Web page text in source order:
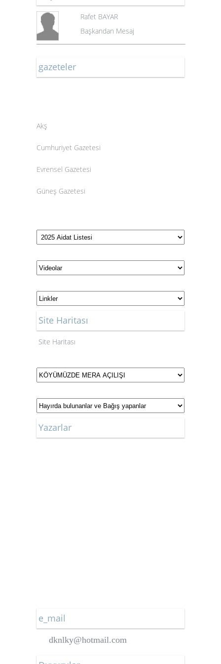
Rafet BAYAR
Başkandan Mesaj
gazeteler
Hürriyet Gazetesi
Millet Gazetesi
Milliyet Gazetesi
Ortadoğu Gazetesi
Sözcü Gazetesi
Star Gazetesi
Site Haritası
Site Haritası
Yazarlar
e_mail
dknlky@hotmail.com